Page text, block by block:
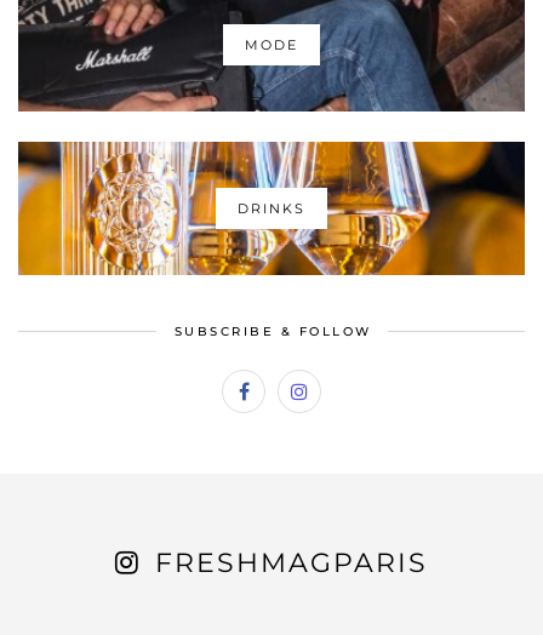
MODE
DRINKS
SUBSCRIBE & FOLLOW
FRESHMAGPARIS